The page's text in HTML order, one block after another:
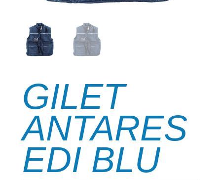
GILET
ANTARES
EDI BLU